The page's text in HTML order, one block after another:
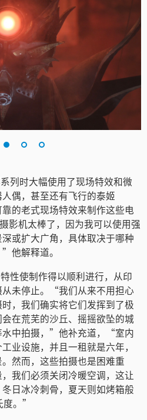
列时大幅使用了现场特效和微
偶，甚至还有飞行的泰姬
的老式现场特效来制作这些电
影机太棒了，因为我可以使用强
或扩大广角，具体取决于哪种
他解释道。
性使制作得以顺利进行，从印
未停止。“我们从来不用担心
，我们确实将它们发挥到了极
在荒芜的沙丘、摇摇欲坠的城
水中拍摄，”他补充道，“室内
业设施，并且一租就是六年，
然而，这些拍摄也是困难重
我们必须关闭冷暖空调，这让
日冰冷刺骨，夏天则如烤箱般
。”